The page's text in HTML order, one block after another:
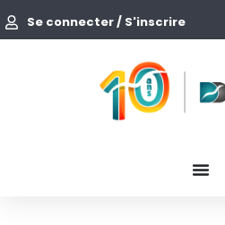
Se connecter / S'inscrire